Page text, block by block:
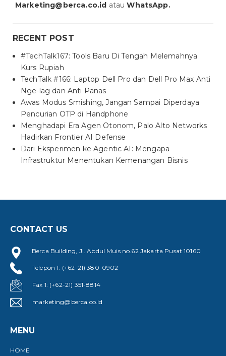
Marketing@berca.co.id atauWhatsApp.
RECENT POST
#TechTalk167: Tools Baru Di Tengah Melemahnya
Kurs Rupiah
TechTalk #166: Laptop Dell Pro dan Dell Pro Max Anti
Nge-lag dan Anti Panas
Awas Modus Smishing, Jangan Sampai Diperdaya
Pencurian OTP di Handphone
Menghadapi Era Agen Otonom, Palo Alto Networks
Hadirkan Frontier AI Defense
Dari Eksperimen ke Agentic AI: Mengapa
Infrastruktur Menentukan Kemenangan Bisnis
CONTACT US
Berca Building, Jl. Abdul Muis no.62 Jakarta Pusat 10160
Telepon 1: (+62-21) 380-0902
Fax 1: (+62-21) 351-8814
marketing@berca.co.id
MENU
HOME